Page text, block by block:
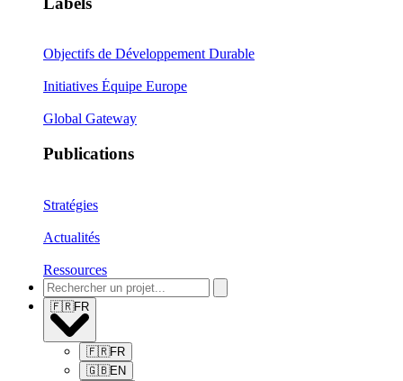
Objectifs de Développement Durable
Initiatives Équipe Europe
Global Gateway
Publications
Stratégies
Actualités
Ressources
🇫🇷FR
🇫🇷FR
🇬🇧EN